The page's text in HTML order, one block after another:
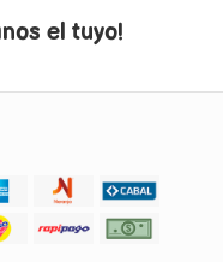
el tuyo!